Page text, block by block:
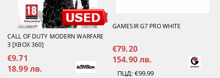
CALL OF DUTY MODERN WARFARE
3 [XBOX 360]
€9.71
18.99 лв.
GAMESIR G7 PRO WHITE
€79.20
154.90 лв.
ПЦД: €99.99